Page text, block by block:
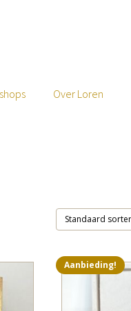
Over Loren
Aanbieding!